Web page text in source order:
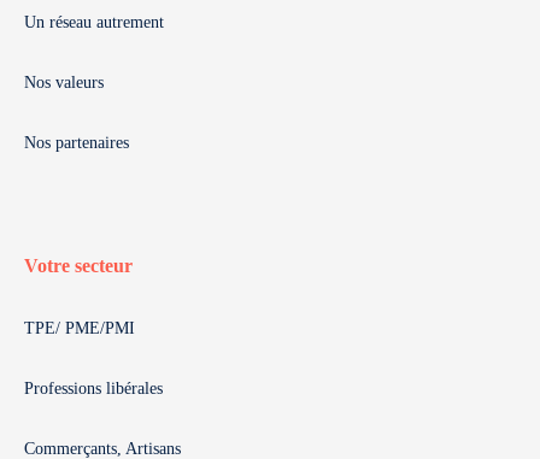
Un réseau autrement
Nos valeurs
Nos partenaires
Votre secteur
TPE/ PME/PMI
Professions libérales
Commerçants, Artisans